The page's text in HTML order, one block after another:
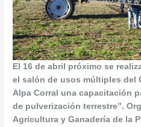
El 16 de abril próximo se
el salón de usos múltiples del
Alpa Corral una capacitación
de pulverización terrestre”.
Agricultura y Ganadería de la